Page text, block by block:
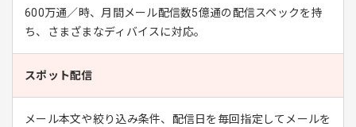
600万通／時、月間メール配信数5億通の配信スペックを持
ち、さまざまなディバイスに対応。
スポット配信
メール本文や絞り込み条件、配信日を毎回指定してメールを